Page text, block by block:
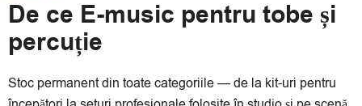
De ce E-music pentru tobe și
percuție
Stoc permanent din toate categoriile — de la kit-uri pentru